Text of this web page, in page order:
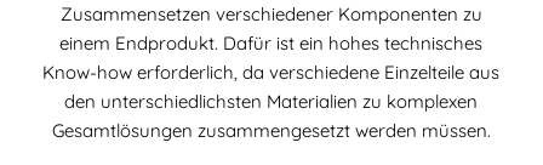
Zusammensetzen verschiedener Komponenten zu
einem Endprodukt. Dafür ist ein hohes technisches
Know-how erforderlich, da verschiedene Einzelteile aus
den unterschiedlichsten Materialien zu komplexen
Gesamtlösungen zusammengesetzt werden müssen.